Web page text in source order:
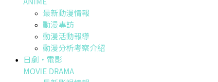
最新動漫情報
動漫專訪
動漫活動報導
動漫分析考察介紹
日劇・電影
MOVIE DRAMA